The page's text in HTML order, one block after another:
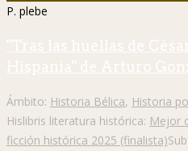
P. plebe
"Tras las huellas de
Hispania" de Arturo
Ámbito: Historia Bélica, Historia
Hislibris literatura histórica: Mejor
ficción histórica 2025 (finalista)